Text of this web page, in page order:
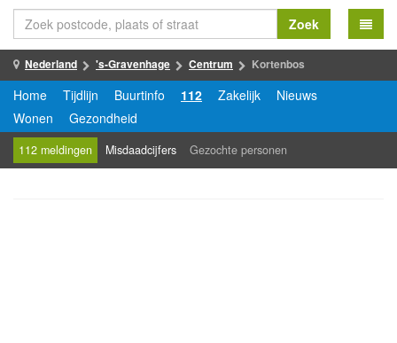
Zoek
Nederland 's-Gravenhage Centrum Kortenbos
Home Tijdlijn Buurtinfo 112 Zakelijk
Nieuws
Wonen
Gezondheid
112 meldingen Misdaadcijfers Gezochte personen